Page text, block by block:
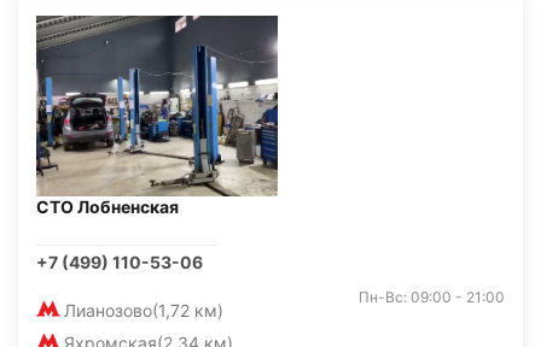
СТО Лобненская
+7 (499) 110-53-06
Лианозово(1,72 км)
Яхромская(2,34 км)
Пн-Вс: 09:00 - 21:00